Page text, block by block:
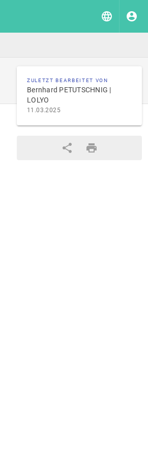
ZULETZT BEARBEITET VON
Bernhard PETUTSCHNIG |
LOLYO
11.03.2025